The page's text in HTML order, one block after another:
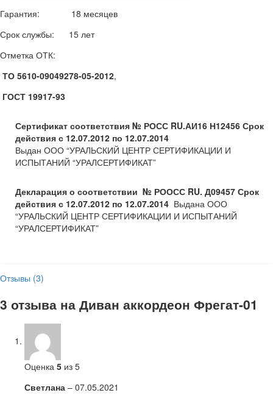
Гарантия: 18 месяцев
Срок службы: 15 лет
Отметка ОТК:
ТО 5610-09049278-05-2012,
ГОСТ 19917-93
Сертификат соответствия № РОСС RU.АИ16 Н12456 Срок
действия с 12.07.2012 по 12.07.2014
Выдан ООО “УРАЛЬСКИЙ ЦЕНТР СЕРТИФИКАЦИИ И
ИСПЫТАНИЙ “УРАЛСЕРТИФИКАТ”
Декларация о соответствии № РООСС RU. Д09457 Срок
действия с 12.07.2012 по 12.07.2014 Выдана ООО
“УРАЛЬСКИЙ ЦЕНТР СЕРТИФИКАЦИИ И ИСПЫТАНИЙ
“УРАЛСЕРТИФИКАТ”
Отзывы (3)
3 отзыва на Диван аккордеон Фрегат-01
Оценка 5 из 5
Светлана – 07.05.2021